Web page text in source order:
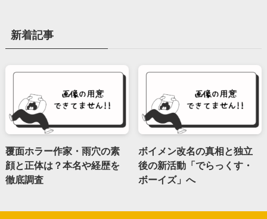
新着記事
覆面ホラー作家・雨穴の素
顔と正体は？本名や経歴を
徹底調査
ボイメン改名の真相と独立
後の新活動「でらっくす・
ボーイズ」へ